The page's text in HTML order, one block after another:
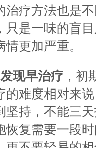
治疗方法也是
只是一味的盲
更加严重。
现早治疗 ，初
的难度相对来
坚持，不能三
恢复需要一段